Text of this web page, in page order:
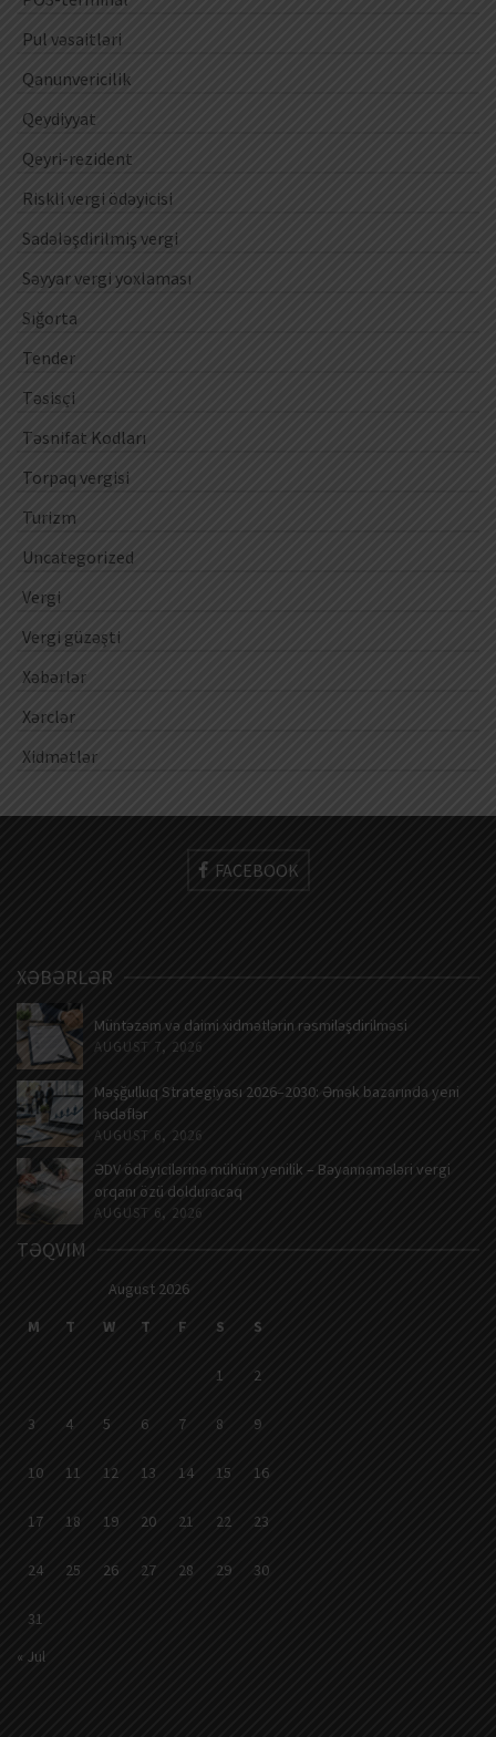
Pul vəsaitləri
Qanunvericilik
Qeydiyyat
Qeyri-rezident
Riskli vergi ödəyicisi
Sadələşdirilmiş vergi
Səyyar vergi yoxlaması
Sığorta
Tender
Təsisçi
Təsnifat Kodları
Torpaq vergisi
Turizm
Uncategorized
Vergi
Vergi güzəşti
Xəbərlər
Xərclər
Xidmətlər
FACEBOOK
XƏBƏRLƏR
Müntəzəm və daimi xidmətlərin rəsmiləşdirilməsi
AUGUST 7, 2026
Məşğulluq Strategiyası 2026–2030: Əmək bazarında yeni
hədəflər
AUGUST 6, 2026
ƏDV ödəyicilərinə mühüm yenilik – Bəyannamələri vergi
orqanı özü dolduracaq
AUGUST 6, 2026
TƏQVIM
August 2026
M
T W T F S S
1 2
3 4 5 6 7 8 9
10 11 12 13 14 15 16
17 18 19 20 21 22 23
24 25 26 27 28 29 30
31
« Jul